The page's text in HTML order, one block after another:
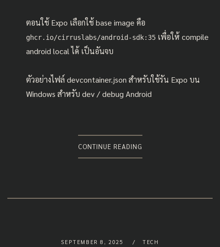
ตอนใช้ Expo เลือกใช้ base image คือ
ghcr.io/cirruslabs/android-sdk:35 เพื่อให้ compile
android local ได้ เป็นอันจบ
ตัวอย่างไฟล์ devcontainer.json สำหรับใช้รัน Expo บน
Windows สำหรับ dev / debug Android
CONTINUE READING
SEPTEMBER 8, 2025 TECH